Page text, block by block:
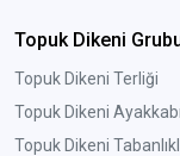
Topuk Dikeni
Topuk Dikeni Terliği
Topuk Dikeni
Topuk Dikeni